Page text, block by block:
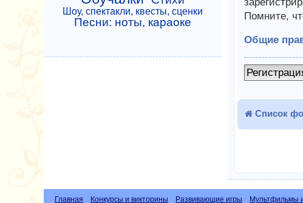
Помните,
Общие
Список
Шоу, спектакли, квесты, сценки
Песни: ноты, караоке
Главная Конкурсы и викторины Развивающие игры Мультфильмы